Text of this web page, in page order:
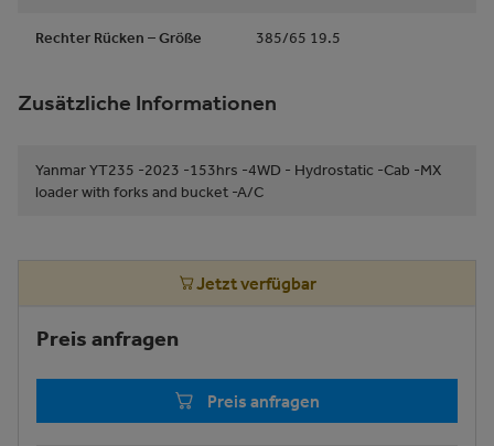
Rechter Rücken – Größe 385/65 19.5
Zusätzliche Informationen
Yanmar YT235 -2023 -153hrs -4WD - Hydrostatic -Cab -MX
loader with forks and bucket -A/C
Jetzt verfügbar
Preis anfragen
Preis anfragen